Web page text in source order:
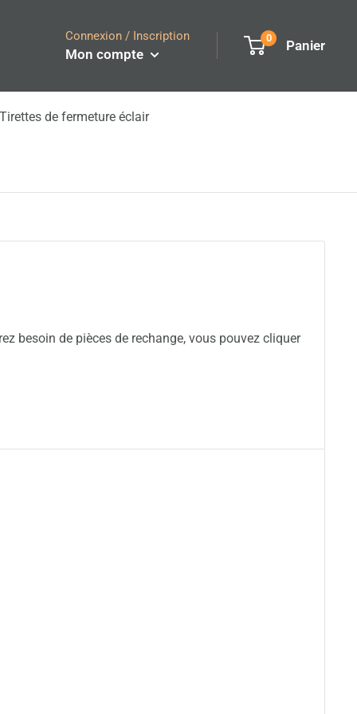
Connexion / Inscription
Mon compte
0 Panier
Tirettes de fermeture éclair
besoin de pièces de rechange, vous pouvez cliquer